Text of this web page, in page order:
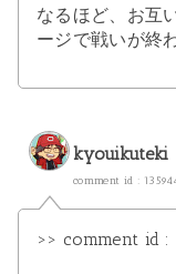
なるほど、お互
ージで戦いが終
kyouikuteki
comment id :
>> comment id :